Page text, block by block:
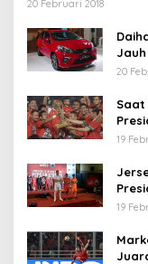
20 Februari 2018
20
Saat
19
19